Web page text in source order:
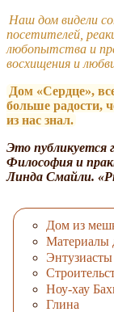
Наш дом видели
посетителей,
любопытства и
восхищения и
Дом «Сердце»,
больше радости,
из нас знал.
Это публикуется
Философия и
Линда Смайли.
Дом из
Материалы
Энтузиасты
Ноу-хау
Глина